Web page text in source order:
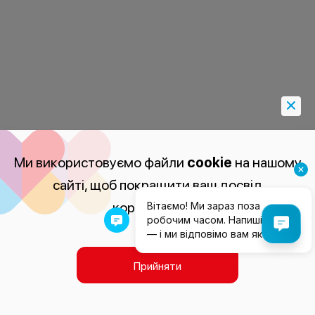
Ми використовуємо файли cookie на нашому
сайті, щоб покращити ваш досвід
користування.
Прийняти